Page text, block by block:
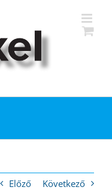
Előző Következő